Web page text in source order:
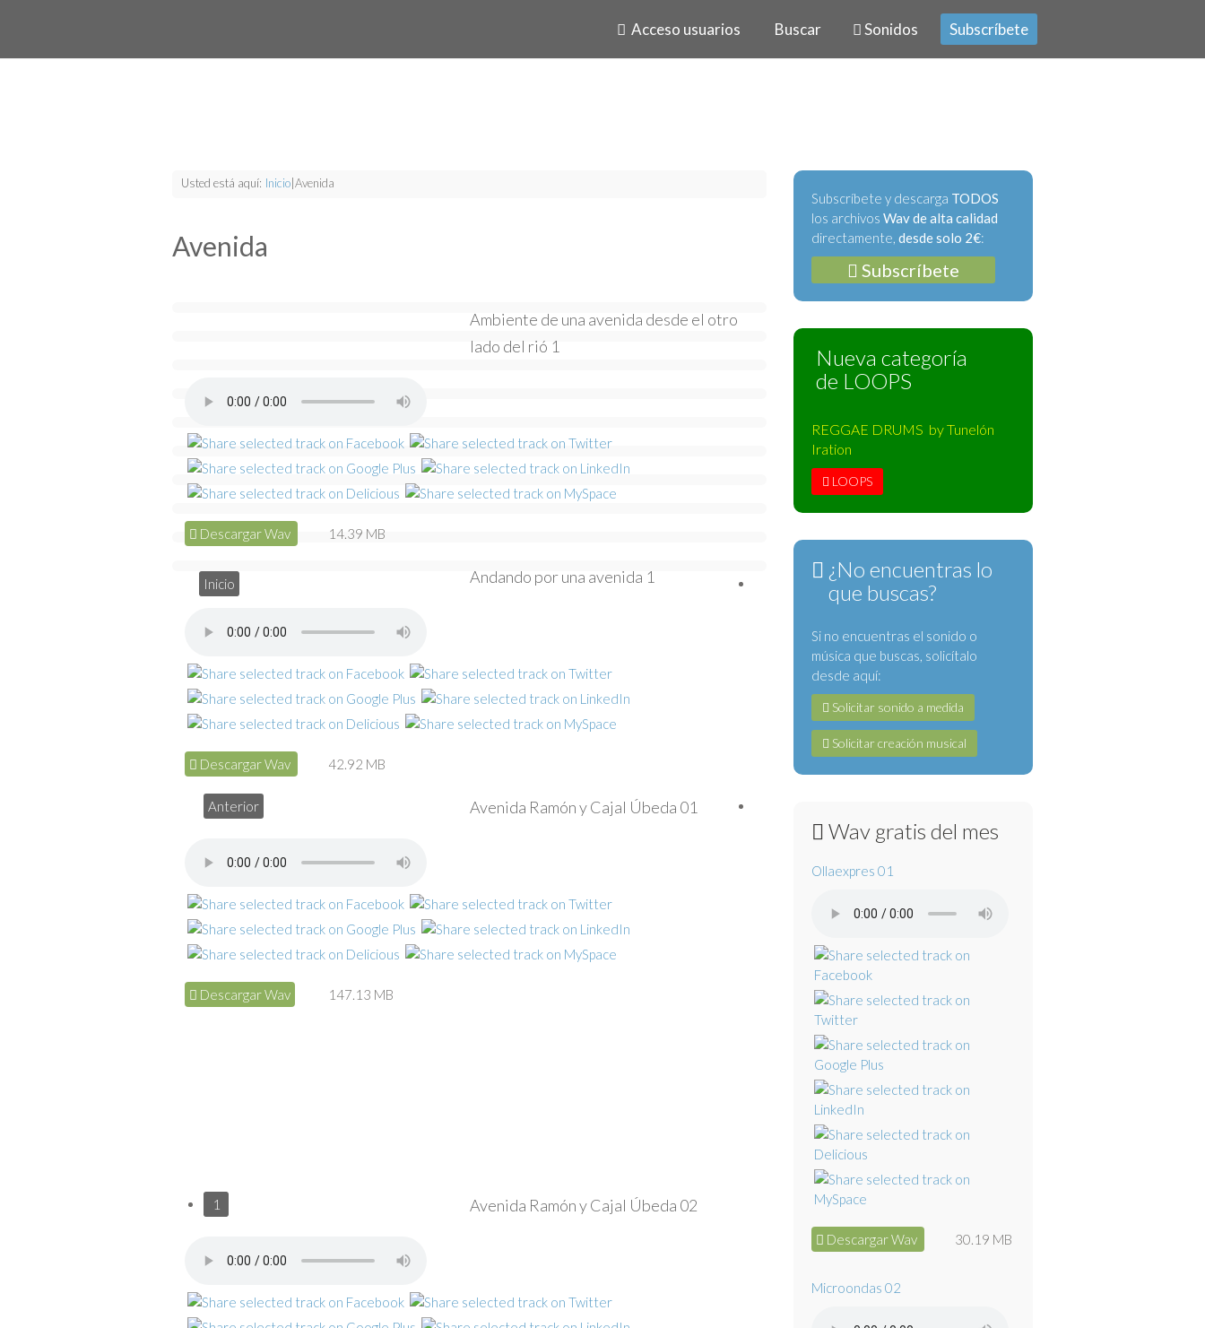
Acceso usuarios Buscar Sonidos Subscríbete
Usted está aquí: Inicio Avenida
Avenida
Ambiente de una avenida desde el otro
lado del rió 1
Descargar Wav 14.39 MB
Andando por una avenida 1
Descargar Wav 42.92 MB
Avenida Ramón y Cajal Úbeda 01
Descargar Wav 147.13 MB
Avenida Ramón y Cajal Úbeda 02
Inicio
Anterior
1
Subscríbete y descarga TODOS
los archivos Wav de alta calidad
directamente, desde solo 2€:
Subscríbete
Nueva categoría
de LOOPS
REGGAE DRUMS by Tunelón
Iration
LOOPS
¿No encuentras lo
que buscas?
Si no encuentras el sonido o
música que buscas, solicítalo
desde aquí:
Solicitar sonido a medida
Solicitar creación musical
Wav gratis del mes
Ollaexpres 01
Descargar Wav 30.19 MB
Microondas 02